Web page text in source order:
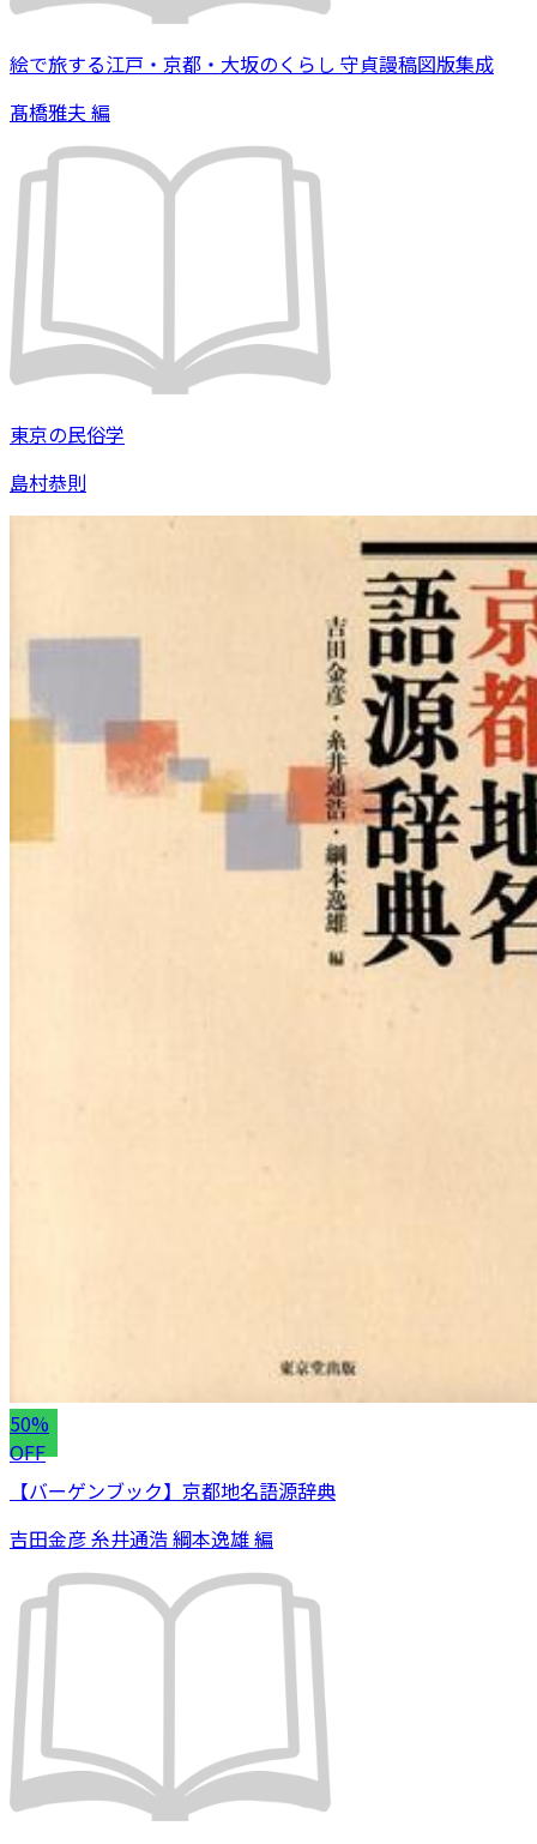
絵で旅する江戸・京都・大坂のくらし 守貞謾稿図版集成
髙橋雅夫 編
東京の民俗学
島村恭則
50%
OFF
【バーゲンブック】京都地名語源辞典
吉田金彦 糸井通浩 綱本逸雄 編